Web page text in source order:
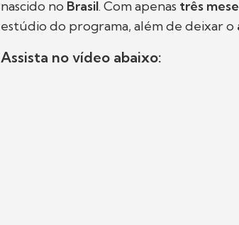
nascido no Brasil. Com apenas três
estúdio do programa, além de deixar o
Assista no vídeo abaixo: